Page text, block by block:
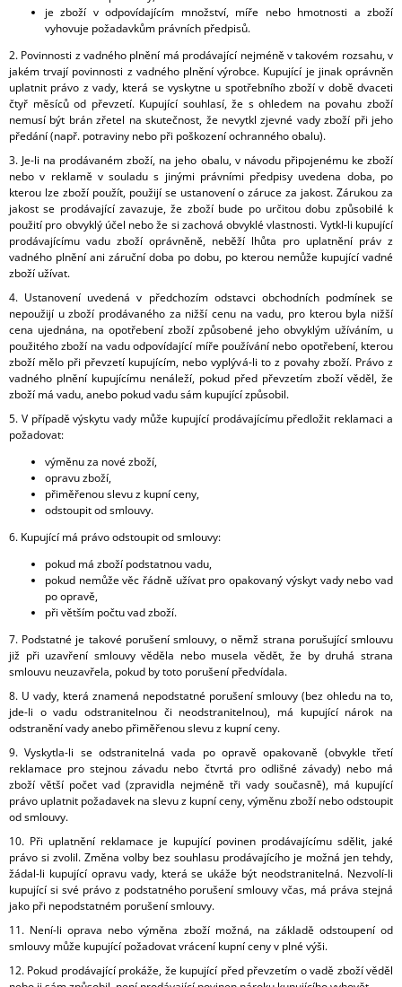
je zboží v odpovídajícím množství, míře nebo hmotnosti a zboží
vyhovuje požadavkům právních předpisů.
2. Povinnosti z vadného plnění má prodávající nejméně v takovém rozsahu, v
jakém trvají povinnosti z vadného plnění výrobce. Kupující je jinak oprávněn
uplatnit právo z vady, která se vyskytne u spotřebního zboží v době dvaceti
čtyř měsíců od převzetí. Kupující souhlasí, že s ohledem na povahu zboží
nemusí být brán zřetel na skutečnost, že nevytkl zjevné vady zboží při jeho
předání (např. potraviny nebo při poškození ochranného obalu).
3. Je-li na prodávaném zboží, na jeho obalu, v návodu připojenému ke zboží
nebo v reklamě v souladu s jinými právními předpisy uvedena doba, po
kterou lze zboží použít, použijí se ustanovení o záruce za jakost. Zárukou za
jakost se prodávající zavazuje, že zboží bude po určitou dobu způsobilé k
použití pro obvyklý účel nebo že si zachová obvyklé vlastnosti. Vytkl-li kupující
prodávajícímu vadu zboží oprávněně, neběží lhůta pro uplatnění práv z
vadného plnění ani záruční doba po dobu, po kterou nemůže kupující vadné
zboží užívat.
4. Ustanovení uvedená v předchozím odstavci obchodních podmínek se
nepoužijí u zboží prodávaného za nižší cenu na vadu, pro kterou byla nižší
cena ujednána, na opotřebení zboží způsobené jeho obvyklým užíváním, u
použitého zboží na vadu odpovídající míře používání nebo opotřebení, kterou
zboží mělo při převzetí kupujícím, nebo vyplývá-li to z povahy zboží. Právo z
vadného plnění kupujícímu nenáleží, pokud před převzetím zboží věděl, že
zboží má vadu, anebo pokud vadu sám kupující způsobil.
5. V případě výskytu vady může kupující prodávajícímu předložit reklamaci a
požadovat:
výměnu za nové zboží,
opravu zboží,
přiměřenou slevu z kupní ceny,
odstoupit od smlouvy.
6. Kupující má právo odstoupit od smlouvy:
pokud má zboží podstatnou vadu,
pokud nemůže věc řádně užívat pro opakovaný výskyt vady nebo vad
po opravě,
při větším počtu vad zboží.
7. Podstatné je takové porušení smlouvy, o němž strana porušující smlouvu
již při uzavření smlouvy věděla nebo musela vědět, že by druhá strana
smlouvu neuzavřela, pokud by toto porušení předvídala.
8. U vady, která znamená nepodstatné porušení smlouvy (bez ohledu na to,
jde-li o vadu odstranitelnou či neodstranitelnou), má kupující nárok na
odstranění vady anebo přiměřenou slevu z kupní ceny.
9. Vyskytla-li se odstranitelná vada po opravě opakovaně (obvykle třetí
reklamace pro stejnou závadu nebo čtvrtá pro odlišné závady) nebo má
zboží větší počet vad (zpravidla nejméně tři vady současně), má kupující
právo uplatnit požadavek na slevu z kupní ceny, výměnu zboží nebo odstoupit
od smlouvy.
10. Při uplatnění reklamace je kupující povinen prodávajícímu sdělit, jaké
právo si zvolil. Změna volby bez souhlasu prodávajícího je možná jen tehdy,
žádal-li kupující opravu vady, která se ukáže být neodstranitelná. Nezvolí-li
kupující si své právo z podstatného porušení smlouvy včas, má práva stejná
jako při nepodstatném porušení smlouvy.
11. Není-li oprava nebo výměna zboží možná, na základě odstoupení od
smlouvy může kupující požadovat vrácení kupní ceny v plné výši.
12. Pokud prodávající prokáže, že kupující před převzetím o vadě zboží věděl